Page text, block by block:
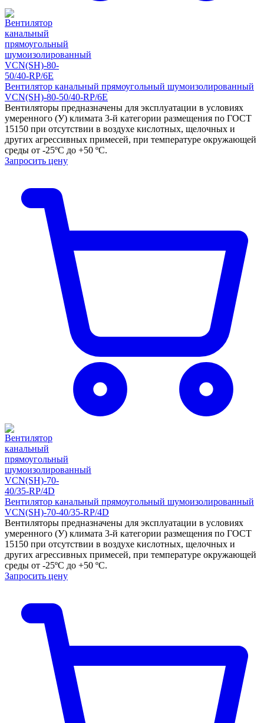
Вентилятор канальный прямоугольный шумоизолированный
VCN(SH)-80-50/40-RP/6E
Вентиляторы предназначены для эксплуатации в условиях
умеренного (У) климата 3-й категории размещения по ГОСТ
15150 при отсутствии в воздухе кислотных, щелочных и
других агрессивных примесей, при температуре окружающей
среды от -25ºС до +50 ºС.
Запросить цену
Вентилятор канальный прямоугольный шумоизолированный
VCN(SH)-70-40/35-RP/4D
Вентиляторы предназначены для эксплуатации в условиях
умеренного (У) климата 3-й категории размещения по ГОСТ
15150 при отсутствии в воздухе кислотных, щелочных и
других агрессивных примесей, при температуре окружающей
среды от -25ºС до +50 ºС.
Запросить цену